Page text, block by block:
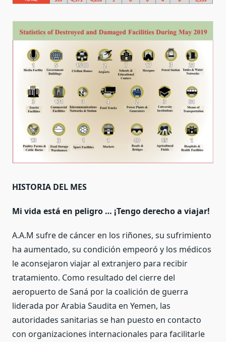
HISTORIA DEL MES
Mi vida está en peligro … ¡Tengo derecho a viajar!
A.A.M sufre de cáncer en los riñones, su sufrimiento
ha aumentado, su condición empeoró y los médicos
le aconsejaron viajar al extranjero para recibir
tratamiento. Como resultado del cierre del
aeropuerto de Saná por la coalición de guerra
liderada por Arabia Saudita en Yemen, las
autoridades sanitarias se han puesto en contacto
con organizaciones internacionales para facilitarle